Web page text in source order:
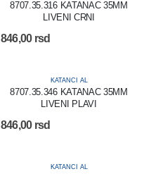
8707.35.316 KATANAC 35MM
LIVENI CRNI
846,00 rsd
KATANCI AL
8707.35.346 KATANAC 35MM
LIVENI PLAVI
846,00 rsd
KATANCI AL